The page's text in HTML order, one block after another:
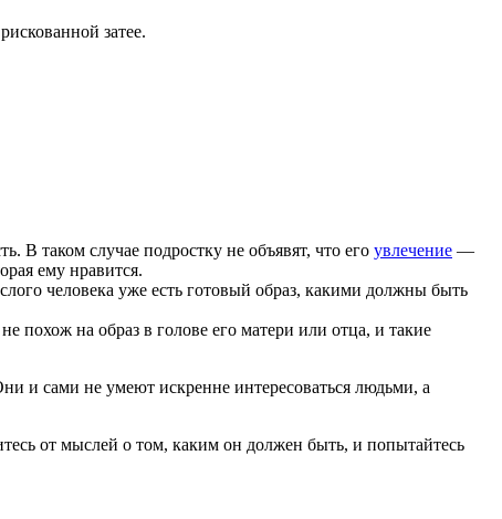
затее.
В таком случае подростку не объявят, что его увлечение —
ему нравится.
человека уже есть готовый образ, какими должны быть
похож на образ в голове его матери или отца, и такие
и сами не умеют искренне интересоваться людьми, а
от мыслей о том, каким он должен быть, и попытайтесь